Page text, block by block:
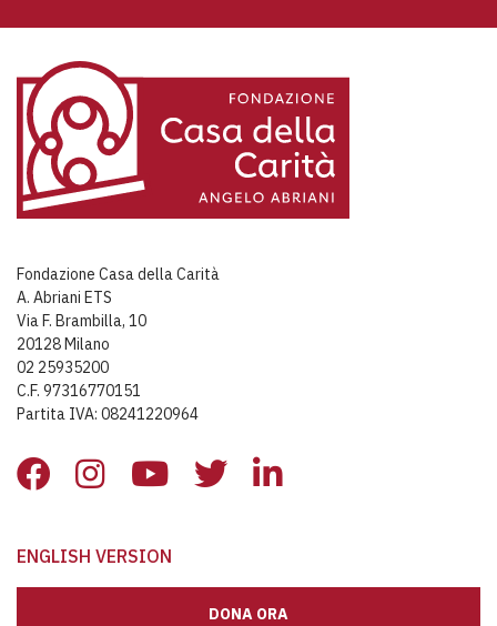
Fondazione Casa della Carità
A. Abriani ETS
Via F. Brambilla, 10
20128 Milano
02 25935200
C.F. 97316770151
Partita IVA: 08241220964
ENGLISH VERSION
DONA ORA